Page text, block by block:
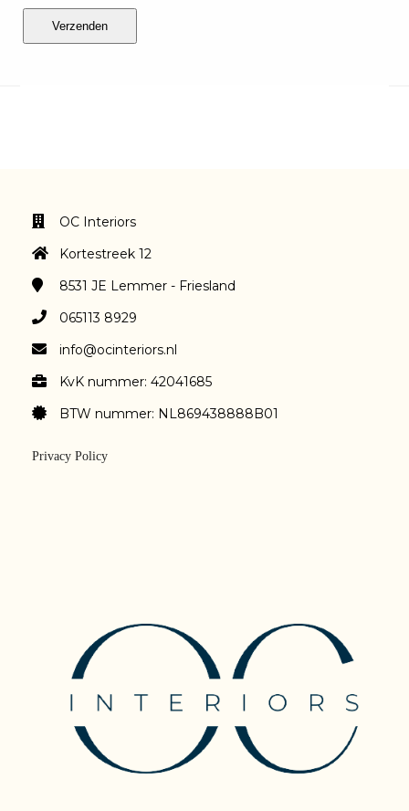
Verzenden
OC Interiors
Kortestreek 12
8531 JE Lemmer - Friesland
065113 8929
info@ocinteriors.nl
KvK nummer: 42041685
BTW nummer: NL869438888B01
Privacy Policy